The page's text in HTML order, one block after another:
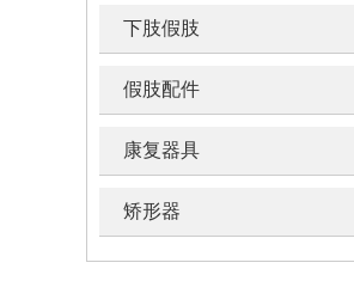
下肢假肢
假肢配件
康复器具
矫形器